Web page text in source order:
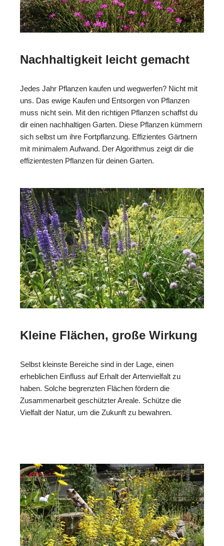
Nachhaltigkeit leicht gemacht
Jedes Jahr Pflanzen kaufen und wegwerfen? Nicht mit
uns. Das ewige Kaufen und Entsorgen von Pflanzen
muss nicht sein. Mit den richtigen Pflanzen schaffst du
dir einen nachhaltigen Garten. Diese Pflanzen kümmern
sich selbst um ihre Fortpflanzung. Effizientes Gärtnern
mit minimalem Aufwand. Der Algorithmus zeigt dir die
effizientesten Pflanzen für deinen Garten.
Kleine Flächen, große Wirkung
Selbst kleinste Bereiche sind in der Lage, einen
erheblichen Einfluss auf Erhalt der Artenvielfalt zu
haben. Solche begrenzten Flächen fördern die
Zusammenarbeit geschützter Areale. Schütze die
Vielfalt der Natur, um die Zukunft zu bewahren.